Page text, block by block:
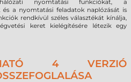
nyomtatási funkciókat, a
a nyomtatási feladatok naplózását is
rendkívül széles választékát kínálja,
keret kielégítésére létezik egy
4 VERZIÓ